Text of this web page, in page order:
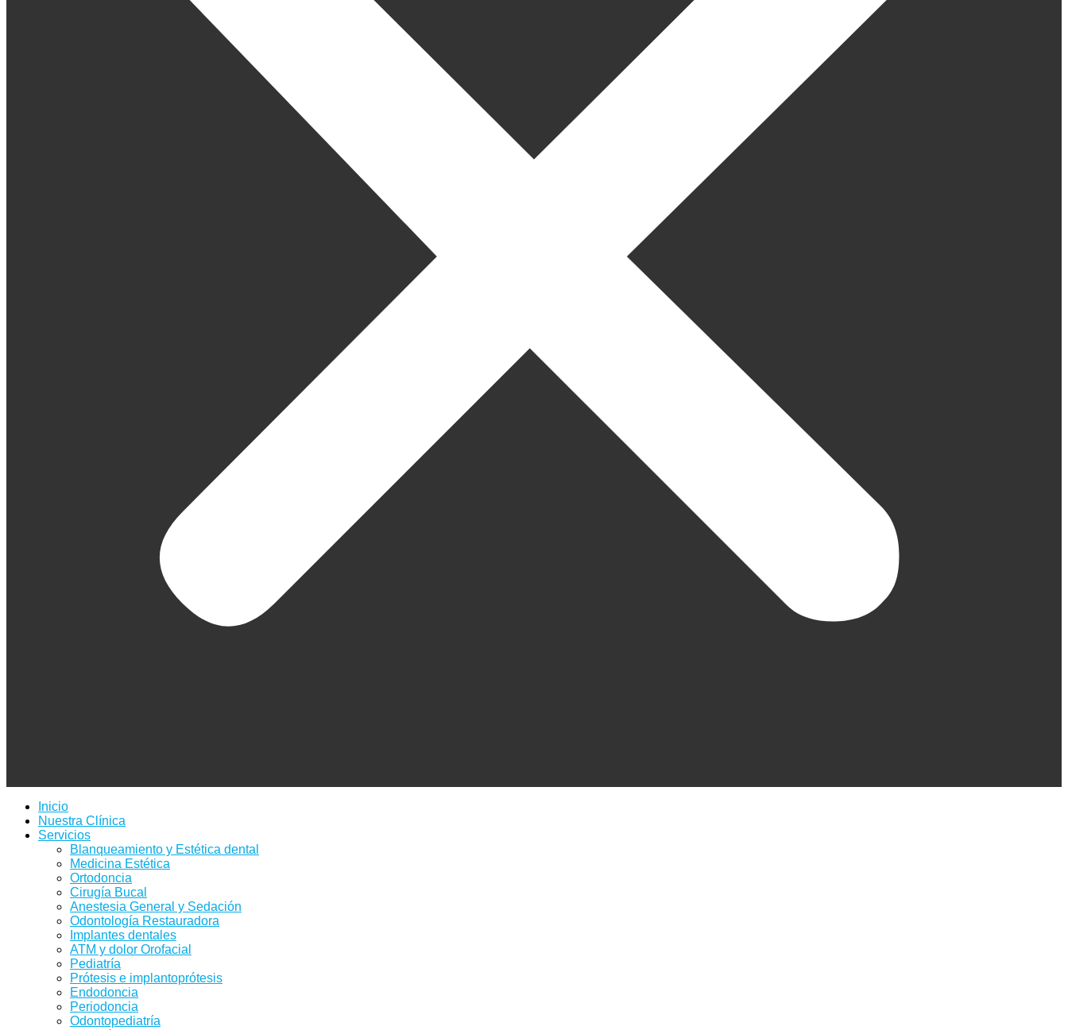
Inicio
Nuestra Clínica
Servicios
Blanqueamiento y Estética dental
Medicina Estética
Ortodoncia
Cirugía Bucal
Anestesia General y Sedación
Odontología Restauradora
Implantes dentales
ATM y dolor Orofacial
Pediatría
Prótesis e implantoprótesis
Endodoncia
Periodoncia
Odontopediatría